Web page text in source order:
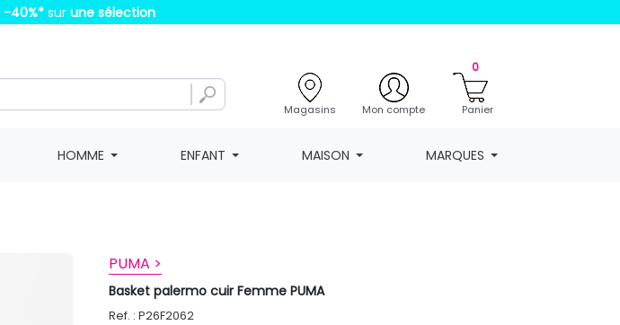
-40%* sur une sélection
Magasins Mon compte
0
Panier
HOMME ENFANT MAISON MARQUES
PUMA >
Basket palermo cuir Femme PUMA
Ref. : P26F2062